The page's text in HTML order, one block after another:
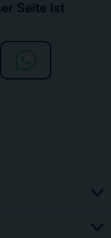
Seite ist